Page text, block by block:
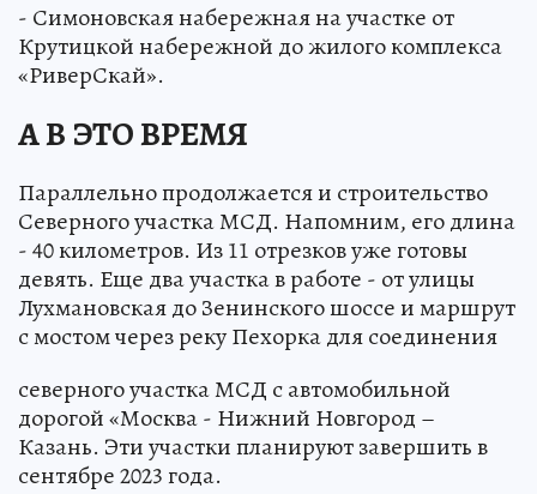
- Симоновская набережная на участке от
Крутицкой набережной до жилого комплекса
«РиверСкай».
А В ЭТО ВРЕМЯ
Параллельно продолжается и строительство
Северного участка МСД. Напомним, его длина
- 40 километров. Из 11 отрезков уже готовы
девять. Еще два участка в работе - от улицы
Лухмановская до Зенинского шоссе и маршрут
с мостом через реку Пехорка для соединения
северного участка МСД с автомобильной
дорогой «Москва - Нижний Новгород –
Казань. Эти участки планируют завершить в
сентябре 2023 года.